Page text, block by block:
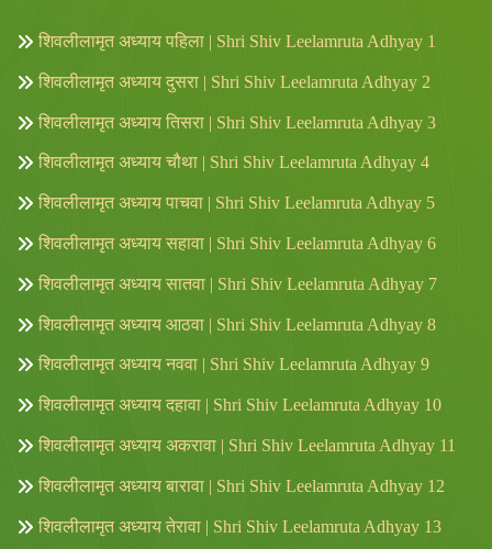
शिवलीलामृत अध्याय पहिला | Shri Shiv Leelamruta Adhyay 1
शिवलीलामृत अध्याय दुसरा | Shri Shiv Leelamruta Adhyay 2
शिवलीलामृत अध्याय तिसरा | Shri Shiv Leelamruta Adhyay 3
शिवलीलामृत अध्याय चौथा | Shri Shiv Leelamruta Adhyay 4
शिवलीलामृत अध्याय पाचवा | Shri Shiv Leelamruta Adhyay 5
शिवलीलामृत अध्याय सहावा | Shri Shiv Leelamruta Adhyay 6
शिवलीलामृत अध्याय सातवा | Shri Shiv Leelamruta Adhyay 7
शिवलीलामृत अध्याय आठवा | Shri Shiv Leelamruta Adhyay 8
शिवलीलामृत अध्याय नववा | Shri Shiv Leelamruta Adhyay 9
शिवलीलामृत अध्याय दहावा | Shri Shiv Leelamruta Adhyay 10
शिवलीलामृत अध्याय अकरावा | Shri Shiv Leelamruta Adhyay 11
शिवलीलामृत अध्याय बारावा | Shri Shiv Leelamruta Adhyay 12
शिवलीलामृत अध्याय तेरावा | Shri Shiv Leelamruta Adhyay 13